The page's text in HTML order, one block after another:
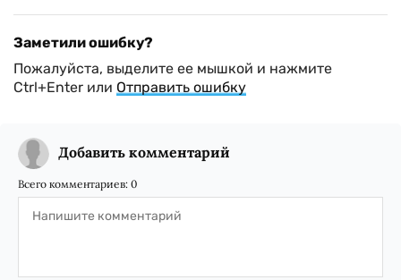
Заметили ошибку?
Пожалуйста, выделите ее мышкой и нажмите
Ctrl+Enter или Отправить ошибку
Добавить комментарий
Всего комментариев: 0